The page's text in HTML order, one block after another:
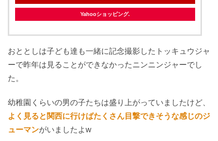
Yahooショッピング
おととしは子ども達も一緒に記念撮影したトッキュウジャ
ーで昨年は見ることができなかったニンニンジャーでし
た。
幼稚園くらいの男の子たちは盛り上がっていましたけど、
よく見ると関西に行けばたくさん目撃できそうな感じのジ
ューマンがいましたよw